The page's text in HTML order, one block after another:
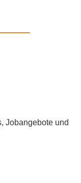
Jobangebote und